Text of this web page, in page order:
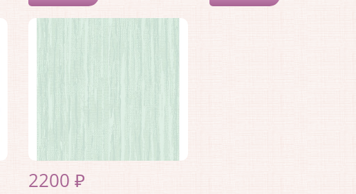
2200 ₽